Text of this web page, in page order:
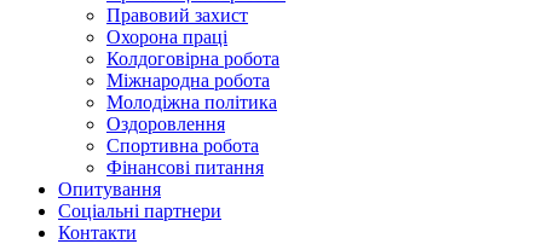
Правовий захист
Охорона праці
Колдоговірна робота
Міжнародна робота
Молодіжна політика
Оздоровлення
Спортивна робота
Фінансові питання
Опитування
Соціальні партнери
Контакти